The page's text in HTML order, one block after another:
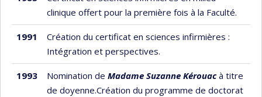
clinique offert pour la première fois à la Faculté.
1991
Création du certificat en sciences infirmières :
Intégration et perspectives.
1993 Nomination de Madame Suzanne Kérouacà titre
de doyenne.Création du programme de doctorat